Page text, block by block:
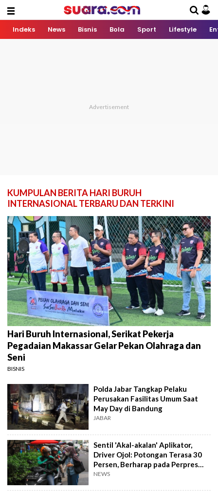
Indeks News Bisnis Bola Sport Lifestyle
KUMPULAN BERITA HARI BURUH
INTERNASIONAL TERBARU DAN TERKINI
Hari Buruh Internasional, Serikat Pekerja
Pegadaian Makassar Gelar Pekan Olahraga dan
Seni
BISNIS
Polda Jabar Tangkap Pelaku
Perusakan Fasilitas Umum Saat
May Day di Bandung
JABAR
Sentil 'Akal-akalan' Aplikator,
Driver Ojol: Potongan Terasa 30
Persen, Berharap pada Perpres
Baru
NEWS